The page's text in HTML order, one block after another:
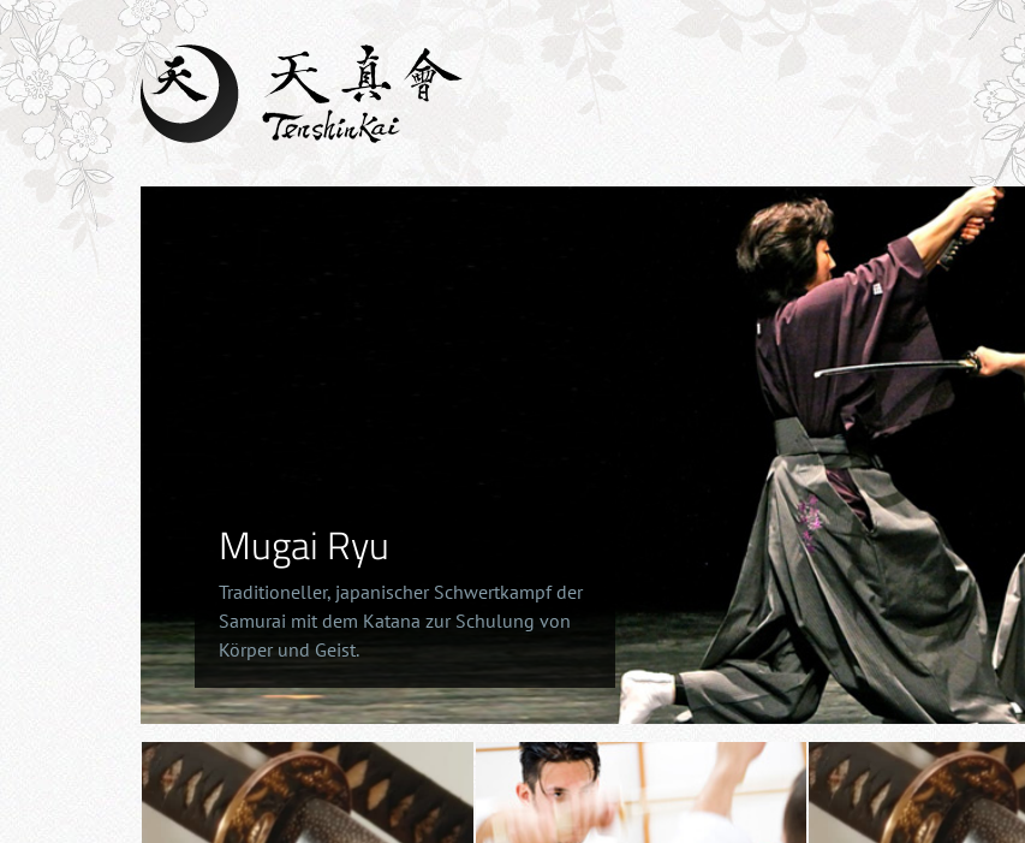
Mugai Ryu
Traditioneller, japanischer Schwertkampf der
Samurai mit dem Katana zur Schulung von
Körper und Geist.